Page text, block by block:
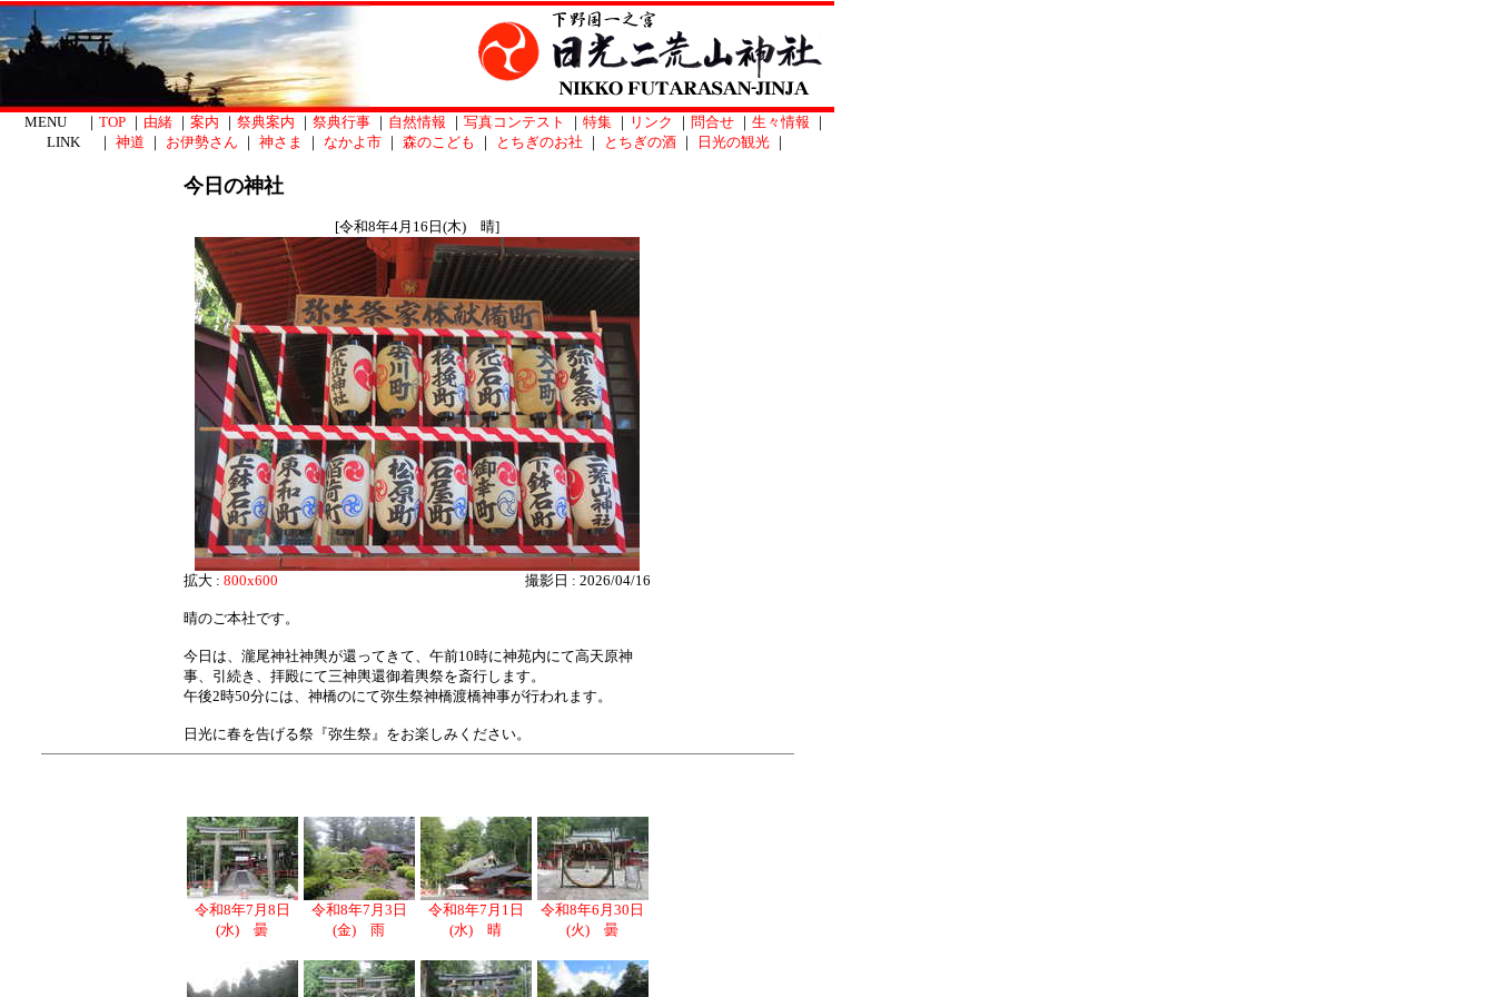
MENU ｜ TOP ｜ 由緒 ｜ 案内 ｜ 祭典案内 ｜ 祭典行事 ｜ 自然情報 ｜ 写真コンテスト ｜ 特集 ｜ リンク ｜ 問合せ ｜ 生々情報 ｜
LINK ｜ 神道 ｜ お伊勢さん ｜ 神さま ｜ なかよ市 ｜ 森のこども ｜ とちぎのお社 ｜ とちぎの酒 ｜ 日光の観光 ｜
今日の神社
[令和8年4月16日(木) 晴]
拡大 : 800x600 撮影日 : 2026/04/16
晴のご本社です。
今日は、瀧尾神社神輿が還ってきて、午前10時に神苑内にて高天原神
事、引続き、拝殿にて三神輿還御着輿祭を斎行します。
午後2時50分には、神橋のにて弥生祭神橋渡橋神事が行われます。
日光に春を告げる祭『弥生祭』をお楽しみください。
令和8年7月8日
(水) 曇
令和8年7月3日
(金) 雨
令和8年7月1日
(水) 晴
令和8年6月30日
(火) 曇